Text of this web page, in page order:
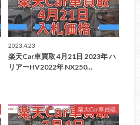
2023.4.23
楽天Car車買取 4月21日 2023年 ハ
リアーHV2022年 NX250…
楽天Car車買取